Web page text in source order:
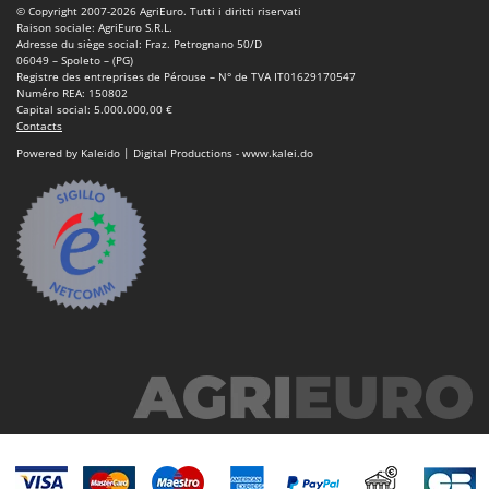
Scies alternatives à batterie
Scies de jardin télescopiques
Sécateurs électriques à batterie
Sécateurs et Échenilloirs manuels
Sécateurs pneumatiques
Socs pour tracteur
Souffleurs aspirateurs pour Feuilles
Soufreuses - Poudreuses à dos
Soufreuses - Poudreuses pour tracteur
Taille-haies à bras pour tracteur
Tarières
Tondeuses à Gazon
Intex
Italyco
ITM
J JOLLY ITALIA
K
KAAZ
Karcher
Kasco
Kemper
L Laica
© Copyright 2007-2026 AgriEuro. Tutti i diritti riservati
Raison sociale: AgriEuro S.R.L.
Adresse du siège social: Fraz. Petrognano 50/D
06049 – Spoleto – (PG)
Registre des entreprises de Pérouse – N° de TVA IT01629170547
Numéro REA: 150802
Capital social: 5.000.000,00 €
Contacts
Powered by Kaleido | Digital Productions - www.kalei.do